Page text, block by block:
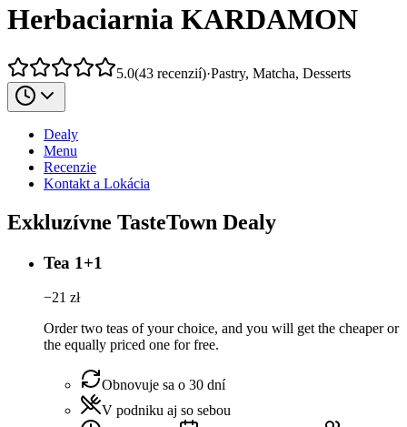
Herbaciarnia KARDAMON
5.0(43 recenzií)·Pastry, Matcha, Desserts
Dealy
Menu
Recenzie
Kontakt a Lokácia
Exkluzívne TasteTown Dealy
Tea 1+1
−21 zł
Order two teas of your choice, and you will get the cheaper or
the equally priced one for free.
Obnovuje sa o 30 dní
V podniku aj so sebou